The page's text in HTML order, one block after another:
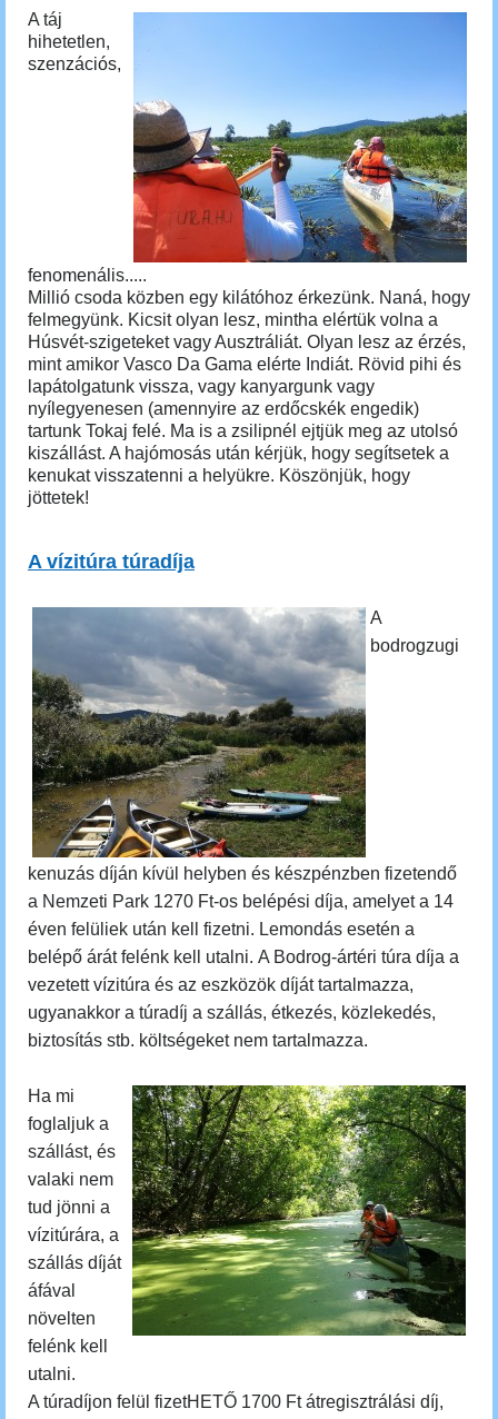
A táj
hihetetlen,
szenzációs,
fenomenális.....
Millió csoda közben egy kilátóhoz érkezünk. Naná, hogy
felmegyünk. Kicsit olyan lesz, mintha elértük volna a
Húsvét-szigeteket vagy Ausztráliát. Olyan lesz az érzés,
mint amikor Vasco Da Gama elérte Indiát. Rövid pihi és
lapátolgatunk vissza, vagy kanyargunk vagy
nyílegyenesen (amennyire az erdőcskék engedik)
tartunk Tokaj felé. Ma is a zsilipnél ejtjük meg az utolsó
kiszállást. A hajómosás után kérjük, hogy segítsetek a
kenukat visszatenni a helyükre. Köszönjük, hogy
jöttetek!
A vízitúra túradíja
A
bodrogzugi
kenuzás díján kívül helyben és készpénzben fizetendő
a Nemzeti Park 1270 Ft-os belépési díja, amelyet a 14
éven felüliek után kell fizetni. Lemondás esetén a
belépő árát felénk kell utalni. A Bodrog-ártéri túra díja a
vezetett vízitúra és az eszközök díját tartalmazza,
ugyanakkor a túradíj a szállás, étkezés, közlekedés,
biztosítás stb. költségeket nem tartalmazza.
Ha mi
foglaljuk a
szállást, és
valaki nem
tud jönni a
vízitúrára, a
szállás díját
áfával
növelten
felénk kell
utalni.
A túradíjon felül fizetHETŐ 1700 Ft átregisztrálási díj,